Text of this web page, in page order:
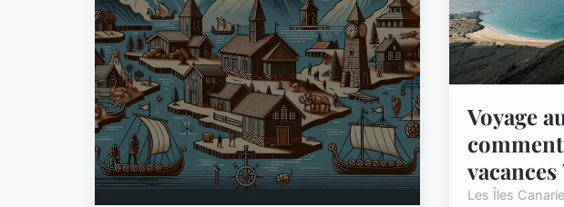
Voyage
vacances
Les Îles